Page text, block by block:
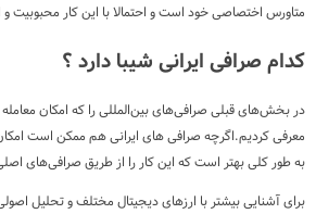
متاورس اختصاصی خود است و احتمالا با این کار محبوبیت
کدام صرافی ایرانی شیبا دارد ؟
در بخش‌های قبلی صرافی‌های بین‌المللی را که امکان معامله
معرفی کردیم.اگرچه صرافی های ایرانی هم ممکن است امکان
به طور کلی بهتر است که این کار را از طریق صرافی‌های
برای آشنایی بیشتر با ارزهای دیجیتال مختلف و تحلیل